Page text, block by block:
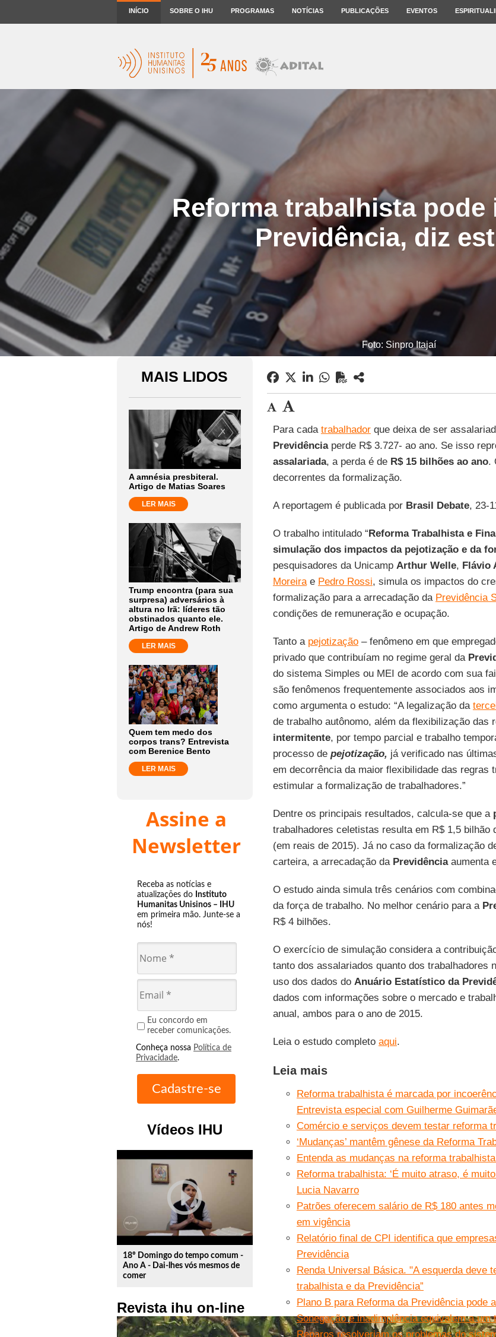
INÍCIO SOBRE O IHU PROGRAMAS NOTÍCIAS PUBLICAÇÕES EVENTOS
Reforma trabalhista pode
Previdência, diz
Foto: Sinpro Itajaí
MAIS LIDOS
A amnésia presbiteral.
Artigo de Matias Soares
LER MAIS
Trump encontra (para sua
surpresa) adversários à
altura no Irã: líderes tão
obstinados quanto ele.
Artigo de Andrew Roth
LER MAIS
Quem tem medo dos
corpos trans? Entrevista
com Berenice Bento
LER MAIS
Assine a
Newsletter
Receba as notícias e
atualizações do Instituto
Humanitas Unisinos – IHU
em primeira mão. Junte-se a
nós!
Eu concordo em
receber comunicações.
Conheça nossa Política de
Privacidade.
Vídeos IHU
play_circle_outline
18º Domingo do tempo comum -
Ano A - Dai-lhes vós mesmos de
comer
Revista ihu on-line
Para cada trabalhadorque deixa de ser
Previdênciaperde R$ 3.727- ao ano. Se isso
assalariada, a perda é deR$ 15 bilhões ao ano.
decorrentes da formalização.
A reportagem é publicada por Brasil Debate, 23-
O trabalho intitulado “Reforma Trabalhista e
simulação dos impactos da pejotização e da
pesquisadores da Unicamp Arthur Welle, Flávio
Moreirae Pedro Rossi, simula os impactos do
formalização para a arrecadação da Previdência
condições de remuneração e ocupação.
Tanto a pejotização– fenômeno em que
privado que contribuíam no regime geral da
do sistema Simples ou MEI de acordo com sua
são fenômenos frequentemente associados aos
como argumenta o estudo: “A legalização da
de trabalho autônomo, além da flexibilização das
intermitente, por tempo parcial e trabalho
processo de pejotização, já verificado nas
em decorrência da maior flexibilidade das regras
estimular a formalização de trabalhadores.”
Dentre os principais resultados, calcula-se que a
trabalhadores celetistas resulta em R$ 1,5 bilhão
(em reais de 2015). Já no caso da formalização
carteira, a arrecadação da Previdênciaaumenta
O estudo ainda simula três cenários com
da força de trabalho. No melhor cenário para a
R$ 4 bilhões.
O exercício de simulação considera a
tanto dos assalariados quanto dos trabalhadores
uso dos dados do Anuário Estatístico da
dados com informações sobre o mercado e
anual, ambos para o ano de 2015.
Leia o estudo completo aqui.
Leia mais
Reforma trabalhista é marcada por
Entrevista especial com Guilherme
Comércio e serviços devem testar reforma
‘Mudanças’ mantêm gênese da Reforma
Entenda as mudanças na reforma
Reforma trabalhista: ‘É muito atraso, é
Lucia Navarro
Patrões oferecem salário de R$ 180 antes
em vigência
Relatório final de CPI identifica que
Previdência
Renda Universal Básica. "A esquerda deve
trabalhista e da Previdência”
Plano B para Reforma da Previdência pode
Sonegação e inadimplência equivalem a um
Reparos resolveriam os problemas do